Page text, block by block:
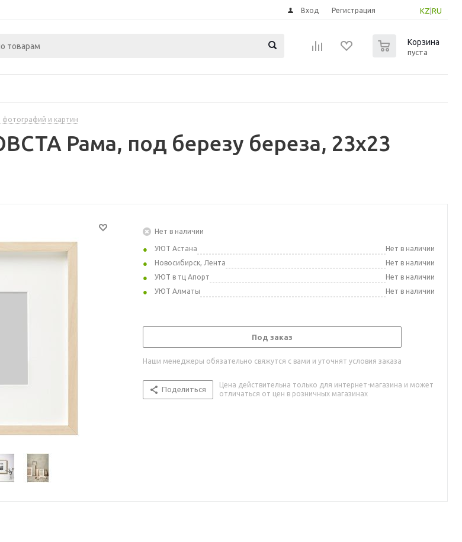
KZ RU
Вход Регистрация
Корзина
пуста
и картин
Рама, под березу береза, 23x23
Нет в наличии
УЮТ Астана
Нет в наличии
Новосибирск, Лента
Нет в наличии
УЮТ в тц Апорт
Нет в наличии
УЮТ Алматы
Нет в наличии
Под заказ
Наши менеджеры обязательно свяжутся с вами и уточнят условия заказа
Поделиться
Цена действительна только для интернет-магазина и может
отличаться от цен в розничных магазинах